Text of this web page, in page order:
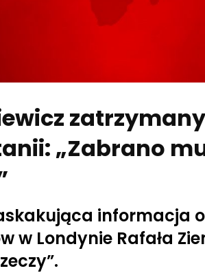
„Zabrano
informacja
w Londynie Rafała